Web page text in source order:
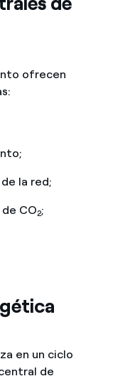
ofrecen
la red;
CO2;
en un ciclo
de